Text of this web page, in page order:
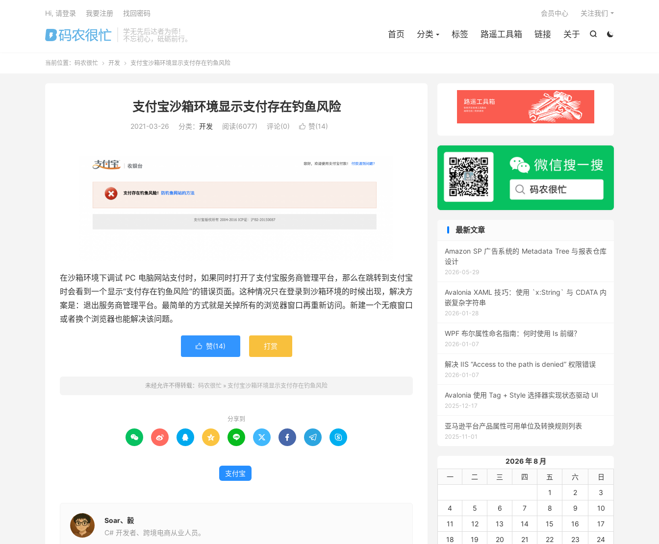
学无先后达者为师！
不忘初心，砥砺前行。


首页 分类 标签 路遥工具箱 链接 关于
会员中心 关注我们
Hi, 请登录 我要注册 找回密码
当前位置： 码农很忙  开发  支付宝沙箱环境显示支付存在钓鱼风险
支付宝沙箱环境显示支付存在钓鱼风险
2021-03-26 分类： 开发 阅读(6077) 评论(0)  赞(14)
在沙箱环境下调试 PC 电脑网站支付时，如果同时打开了支付宝服务商管理平台，那么在跳转到支付宝
时会看到一个显示“支付存在钓鱼风险”的错误页面。这种情况只在登录到沙箱环境的时候出现，解决方
案是：退出服务商管理平台。最简单的方式就是关掉所有的浏览器窗口再重新访问。新建一个无痕窗口
或者换个浏览器也能解决该问题。
 赞(14) 打赏
未经允许不得转载： 码农很忙 » 支付宝沙箱环境显示支付存在钓鱼风险
分享到
        
支付宝
Soar、毅
C# 开发者、跨境电商从业人员。
最新文章
Amazon SP 广告系统的 Metadata Tree 与报表仓库
设计
2026-05-29
Avalonia XAML 技巧：使用 `x:String` 与 CDATA 内
嵌复杂字符串
2026-01-28
WPF 布尔属性命名指南：何时使用 Is 前缀？
2026-01-07
解决 IIS “Access to the path is denied” 权限错误
2026-01-07
Avalonia 使用 Tag + Style 选择器实现状态驱动 UI
2025-12-17
亚马逊平台产品属性可用单位及转换规则列表
2025-11-01
2026 年 8 月
一
二 三 四 五 六
日
1
2
3
4
5 6 7 8 9
10
11
12 13 14 15 16
17
18
19 20 21 22 23
24